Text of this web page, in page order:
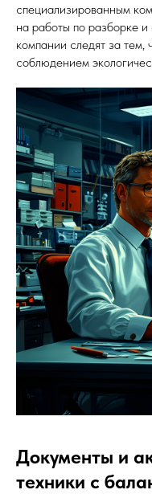
специализированным
на работы по разборке
компании следят за
соблюдением
Документы и
техники с